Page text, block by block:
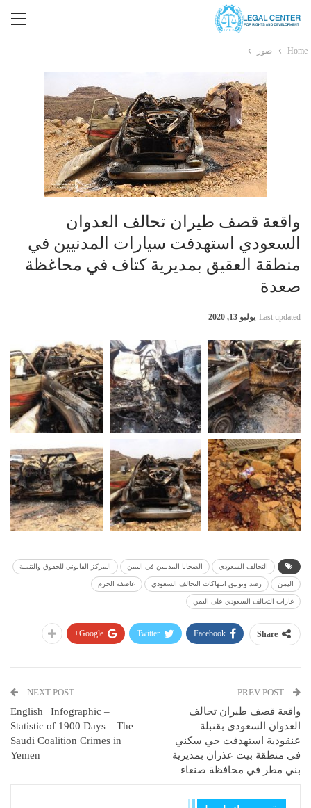
Home صور
واقعة قصف طيران تحالف العدوان
السعودي استهدفت سيارات المدنيين في
منطقة العقيق بمديرية كتاف في محاغظة
صعدة
Last updated يوليو 13, 2020
التحالف السعودي الضحايا المدنيين في اليمن المركز القانوني للحقوق والتنمية
اليمن رصد وتوثيق انتهاكات التحالف السعودي عاصفة الحزم
غارات التحالف السعودي على اليمن
Share
Facebook
Twitter
Google+
واقعة قصف طيران تحالف
العدوان السعودي بقنبلة
عنقودية استهدفت حي سكني
في منطقة بيت عذران بمديرية
بني مطر في محافظة صنعاء
NEXT POST
English | Infographic –
Statistic of 1900 Days – The
Saudi Coalition Crimes in
Yemen